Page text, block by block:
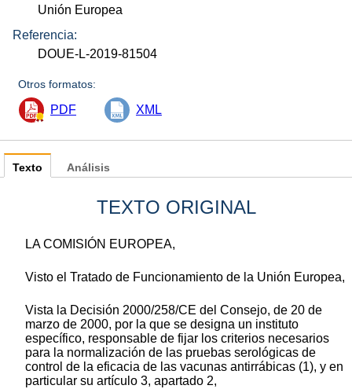
Unión Europea
Referencia:
DOUE-L-2019-81504
Otros formatos:
PDF XML
Texto
TEXTO ORIGINAL
LA COMISIÓN EUROPEA,
Visto el Tratado de Funcionamiento de la Unión Europea,
Vista la Decisión 2000/258/CE del Consejo, de 20 de
marzo de 2000, por la que se designa un instituto
específico, responsable de fijar los criterios necesarios
para la normalización de las pruebas serológicas de
control de la eficacia de las vacunas antirrábicas (1), y en
particular su artículo 3, apartado 2,
Análisis